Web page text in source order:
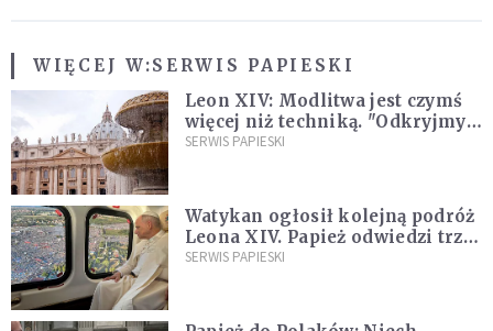
WIĘCEJ W:SERWIS PAPIESKI
Leon XIV: Modlitwa jest czymś
więcej niż techniką. "Odkryjmy
ją na nowo"
SERWIS PAPIESKI
Watykan ogłosił kolejną podróż
Leona XIV. Papież odwiedzi trzy
kraje Ameryki Południowej
SERWIS PAPIESKI